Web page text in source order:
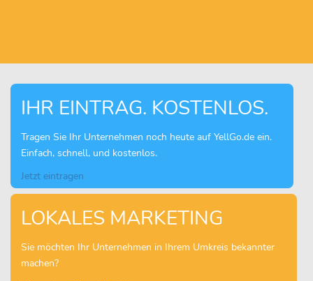
IHR EINTRAG. KOSTENLOS.
Tragen Sie Ihr Unternehmen noch heute auf YellGo.de ein.
Einfach, schnell, und kostenlos.
Jetzt eintragen
LOKALES MARKETING
Sie möchten Ihr Unternehmen in Ihrem Umkreis bekannter
machen?